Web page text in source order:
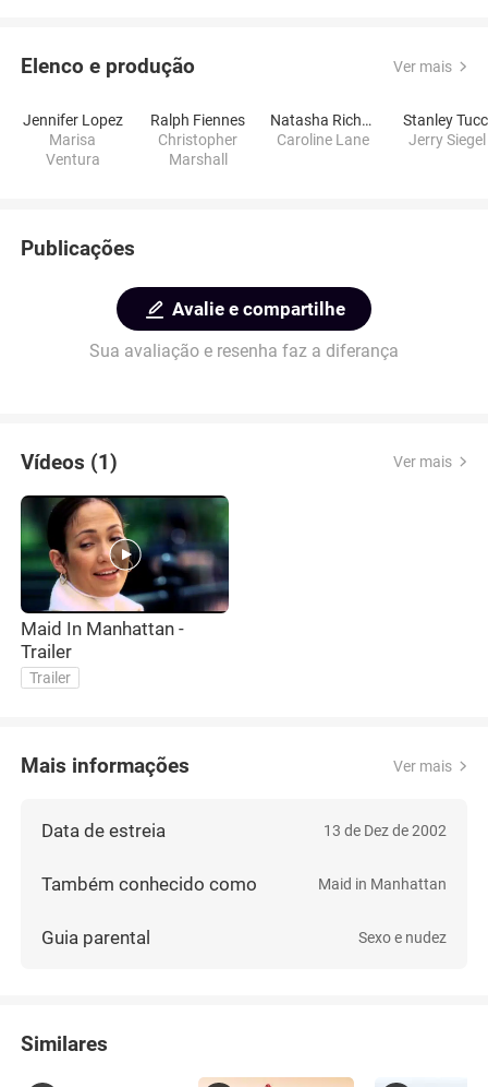
Elenco e produção Ver mais
Jennifer Lopez
Marisa
Ventura
Ralph Fiennes
Christopher
Marshall
Natasha Richardson
Caroline Lane
Stanley
Jerry Siegel
Publicações
Avalie e compartilhe
Sua avaliação e resenha faz a diferança
Vídeos (1) Ver mais
Maid In Manhattan -
Trailer
Trailer
Mais informações Ver mais
Data de estreia 13 de Dez de 2002
Também conhecido como Maid in Manhattan
Guia parental Sexo e nudez
Similares